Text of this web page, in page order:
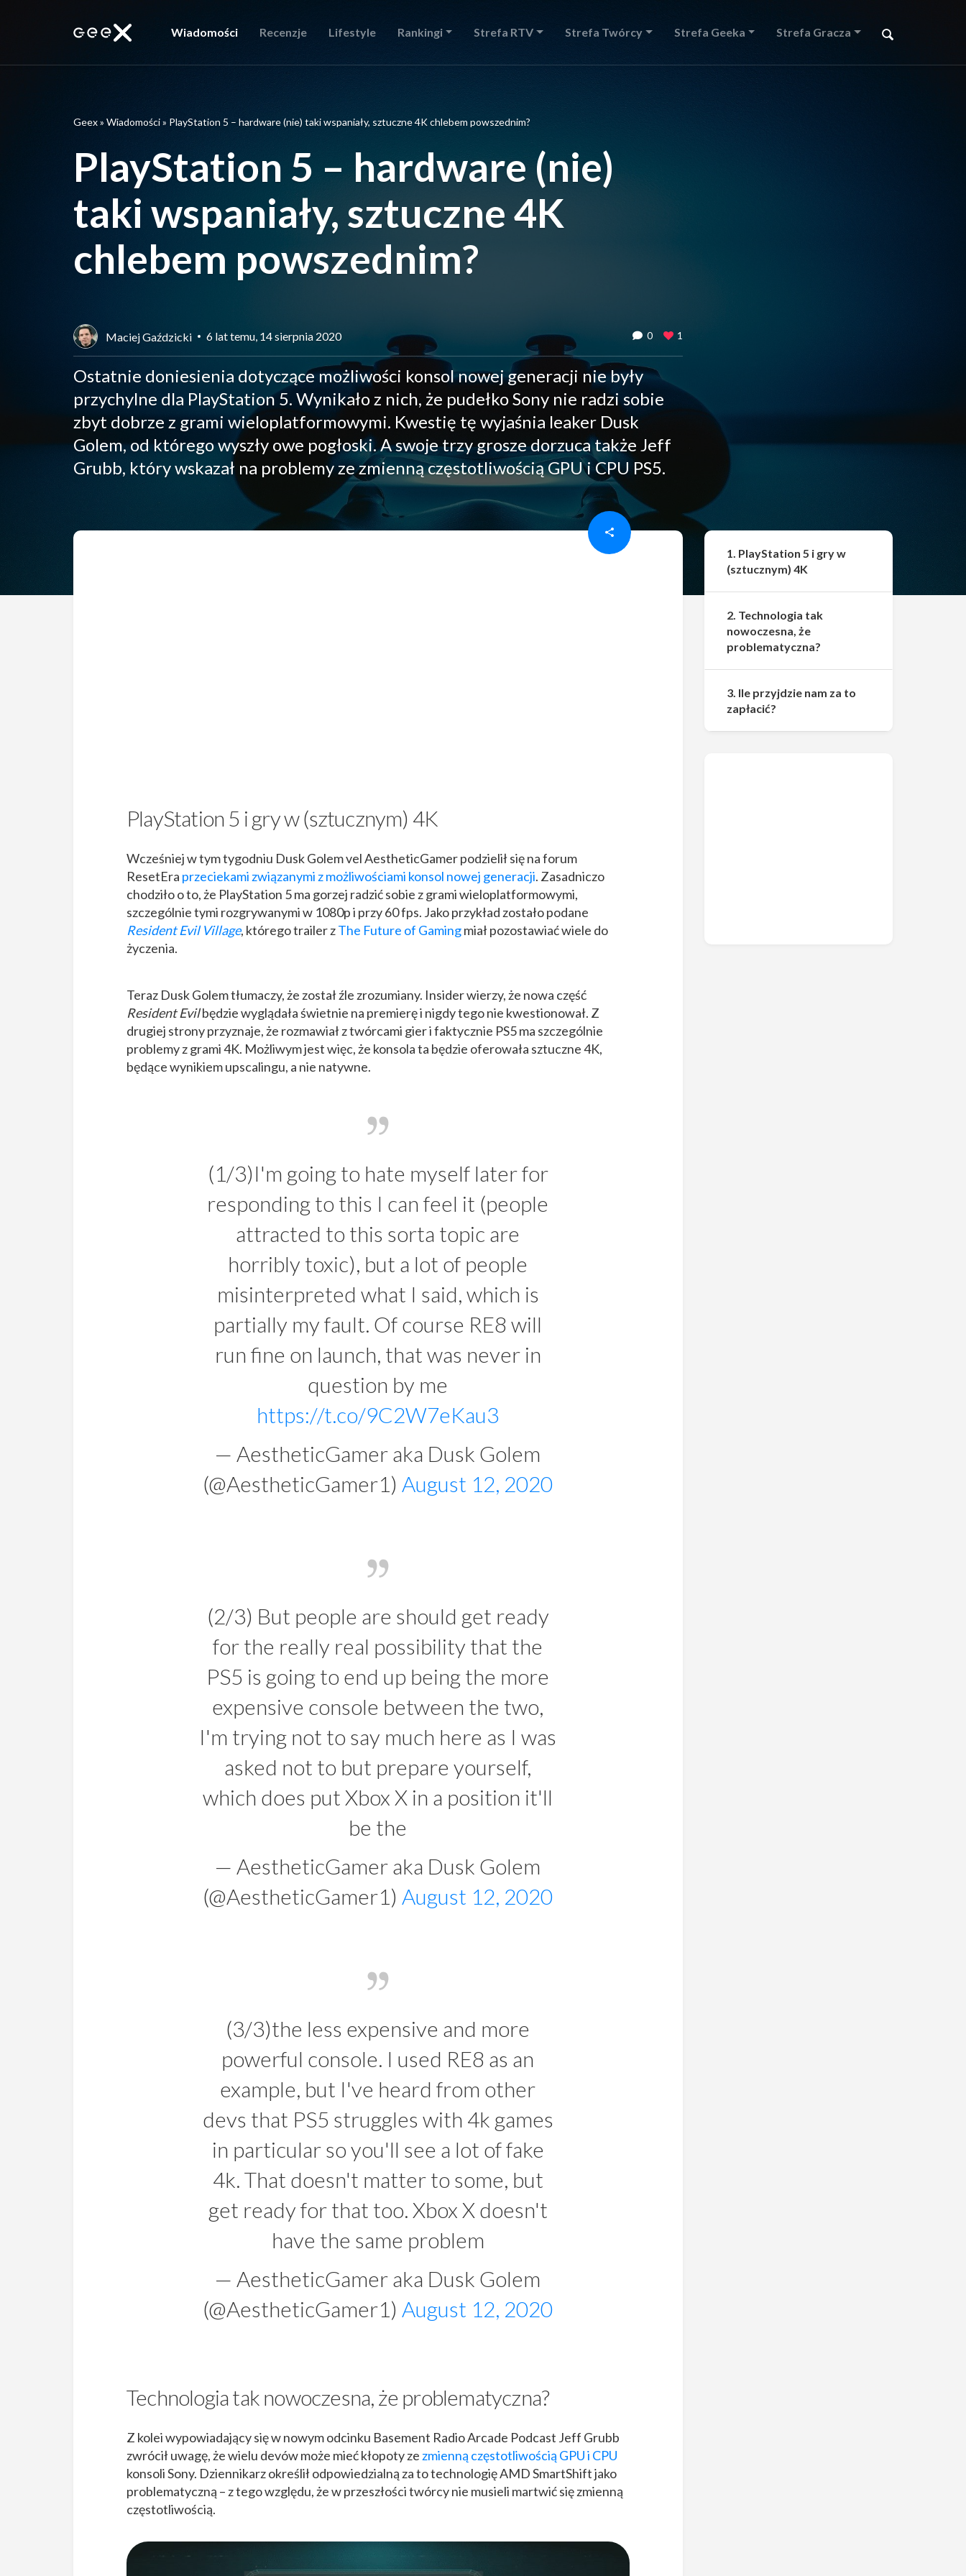
Wiadomości Recenzje Lifestyle Rankingi Strefa RTV Strefa Twórcy Strefa Geeka Strefa Gracza
Geex» Wiadomości» PlayStation 5 – hardware (nie) taki wspaniały, sztuczne 4K chlebem powszednim?
PlayStation 5 – hardware (nie)
taki wspaniały, sztuczne 4K
chlebem powszednim?
Maciej Gaździcki 6 lat temu, 14 sierpnia 2020 0 1
Ostatnie doniesienia dotyczące możliwości konsol nowej generacji nie były
przychylne dla PlayStation 5. Wynikało z nich, że pudełko Sony nie radzi sobie
zbyt dobrze z grami wieloplatformowymi. Kwestię tę wyjaśnia leaker Dusk
Golem, od którego wyszły owe pogłoski. A swoje trzy grosze dorzuca także Jeff
Grubb, który wskazał na problemy ze zmienną częstotliwością GPU i CPU PS5.
PlayStation 5 i gry w (sztucznym) 4K
Wcześniej w tym tygodniu Dusk Golem vel AestheticGamer podzielił się na forum
ResetEra przeciekami związanymi z możliwościami konsol nowej generacji. Zasadniczo
chodziło o to, że PlayStation 5 ma gorzej radzić sobie z grami wieloplatformowymi,
szczególnie tymi rozgrywanymi w 1080p i przy 60 fps. Jako przykład zostało podane
Resident Evil Village, którego trailer zThe Future of Gamingmiał pozostawiać wiele do
życzenia.
Teraz Dusk Golem tłumaczy, że został źle zrozumiany. Insider wierzy, że nowa część
Resident Evilbędzie wyglądała świetnie na premierę i nigdy tego nie kwestionował. Z
drugiej strony przyznaje, że rozmawiał z twórcami gier i faktycznie PS5 ma szczególnie
problemy z grami 4K. Możliwym jest więc, że konsola ta będzie oferowała sztuczne 4K,
będące wynikiem upscalingu, a nie natywne.
(1/3)I'm going to hate myself later for
responding to this I can feel it (people
attracted to this sorta topic are
horribly toxic), but a lot of people
misinterpreted what I said, which is
partially my fault. Of course RE8 will
run fine on launch, that was never in
question by me
https://t.co/9C2W7eKau3
— AestheticGamer aka Dusk Golem
(@AestheticGamer1) August 12, 2020
(2/3) But people are should get ready
for the really real possibility that the
PS5 is going to end up being the more
expensive console between the two,
I'm trying not to say much here as I was
asked not to but prepare yourself,
which does put Xbox X in a position it'll
be the
— AestheticGamer aka Dusk Golem
(@AestheticGamer1) August 12, 2020
(3/3)the less expensive and more
powerful console. I used RE8 as an
example, but I've heard from other
devs that PS5 struggles with 4k games
in particular so you'll see a lot of fake
4k. That doesn't matter to some, but
get ready for that too. Xbox X doesn't
have the same problem
— AestheticGamer aka Dusk Golem
(@AestheticGamer1) August 12, 2020
Technologia tak nowoczesna, że problematyczna?
Z kolei wypowiadający się w nowym odcinku Basement Radio Arcade Podcast Jeff Grubb
zwrócił uwagę, że wielu devów może mieć kłopoty ze zmienną częstotliwością GPU i CPU
konsoli Sony. Dziennikarz określił odpowiedzialną za to technologię AMD SmartShift jako
problematyczną – z tego względu, że w przeszłości twórcy nie musieli martwić się zmienną
częstotliwością.
1. PlayStation 5 i gry w
(sztucznym) 4K
2. Technologia tak
nowoczesna, że
problematyczna?
3. Ile przyjdzie nam za to
zapłacić?